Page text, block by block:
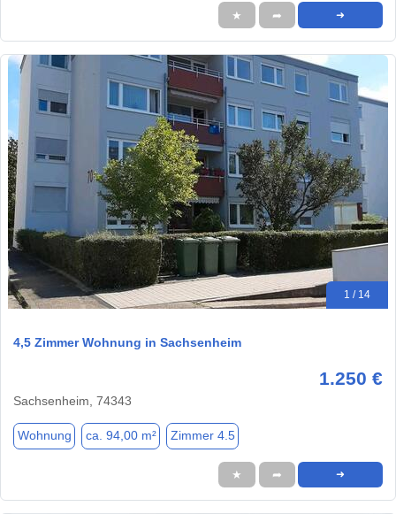
★ ➦ ➜
1 / 14
4,5 Zimmer Wohnung in Sachsenheim
1.250 €
Sachsenheim, 74343
Wohnung ca. 94,00 m² Zimmer 4.5
★ ➦ ➜